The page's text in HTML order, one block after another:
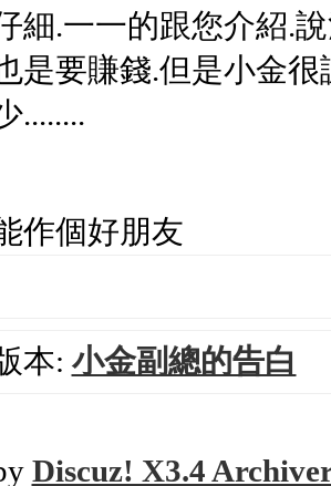
細.一一的跟您介紹.
是要賺錢.但是小金
........
作個好朋友
本: 小金副總的告白
Discuz! X3.4